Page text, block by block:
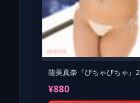
能美真奈『びちゃびちゃ』2
¥880